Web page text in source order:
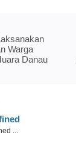
Warga
Danau
...